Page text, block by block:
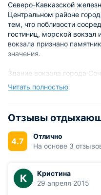
Северо-Кавказской
Центральном районе
тем, что поблизости
гостиниц, морской вокзал
вокзала признано
значения.
Здание вокзала города
сегодня, намного больше
Строительство началось в
багажное отделение. В
Сочи получил статус
значения и был внесен в
вокзала было признано
В 1998 году на вокзале
Сегодня, помимо всех
железнодорожный вокзал
Читать полностью
Отзывы
4.7
Отлично
На основе 3
К
Кристина
29 апреля 2015